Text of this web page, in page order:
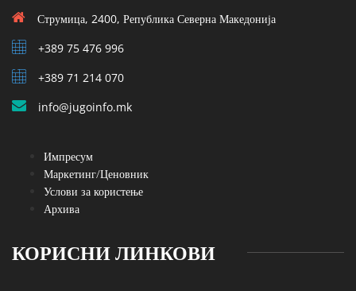
Струмица, 2400, Република Северна Македонија
+389 75 476 996
+389 71 214 070
info@jugoinfo.mk
Импресум
Маркетинг/Ценовник
Услови за користење
Архива
КОРИСНИ ЛИНКОВИ